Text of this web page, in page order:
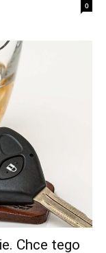
0
Chce tego